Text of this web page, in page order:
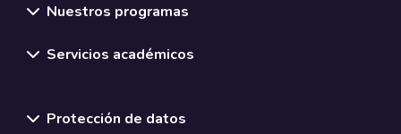
Nuestros programas
Servicios académicos
Protección de datos